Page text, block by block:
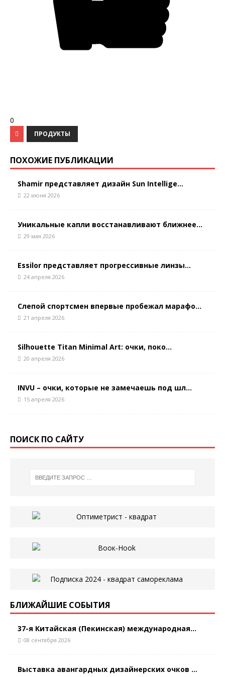
0
ПРОДУКТЫ
ПОХОЖИЕ ПУБЛИКАЦИИ
Shamir представляет дизайн Sun Intellige...
22 июня 2026
Уникальные капли восстанавливают ближнее...
29 мая 2026
Essilor представляет прогрессивные линзы...
24 апреля 2026
Слепой спортсмен впервые пробежал марафо...
21 апреля 2026
Silhouette Titan Minimal Art: очки, поко...
20 апреля 2026
INVU – очки, которые не замечаешь под шл...
15 апреля 2026
ПОИСК ПО САЙТУ
БЛИЖАЙШИЕ СОБЫТИЯ
37-я Китайская (Пекинская) международная...
08 сентября 2026
Выставка авангардных дизайнерских очков ...